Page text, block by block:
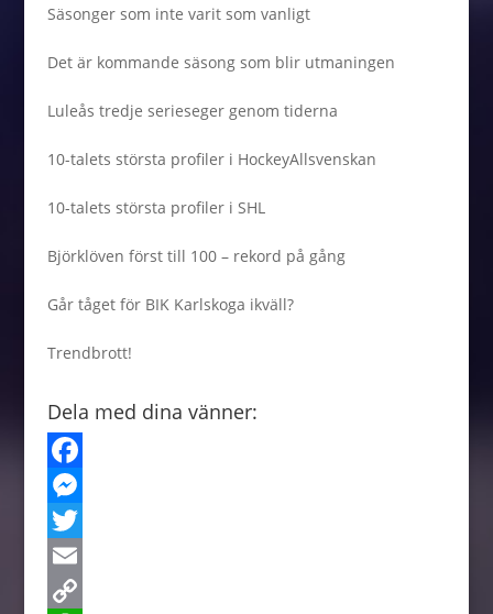
Säsonger som inte varit som vanligt
Det är kommande säsong som blir utmaningen
Luleås tredje serieseger genom tiderna
10-talets största profiler i HockeyAllsvenskan
10-talets största profiler i SHL
Björklöven först till 100 – rekord på gång
Går tåget för BIK Karlskoga ikväll?
Trendbrott!
Dela med dina vänner:
F
a
c
e
M
e
s
T
w
E